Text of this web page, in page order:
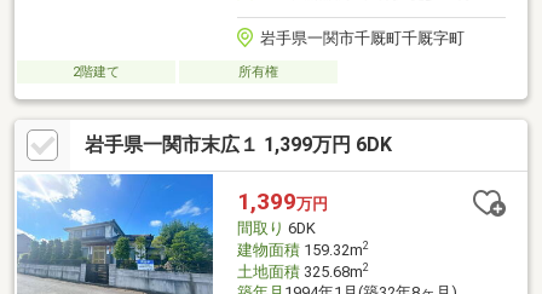
岩手県一関市千厩町千厩字町
2階建て 所有権
岩手県一関市末広１ 1,399万円 6DK
1,399万円
間取り 6DK
建物面積159.32m2
土地面積325.68m2